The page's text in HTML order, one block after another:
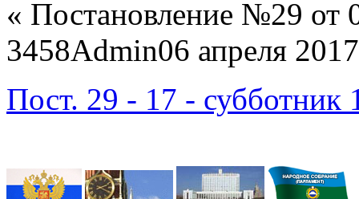
« Постановление №29 от
3458Admin06 апреля 2017
Пост. 29 - 17 - субботник